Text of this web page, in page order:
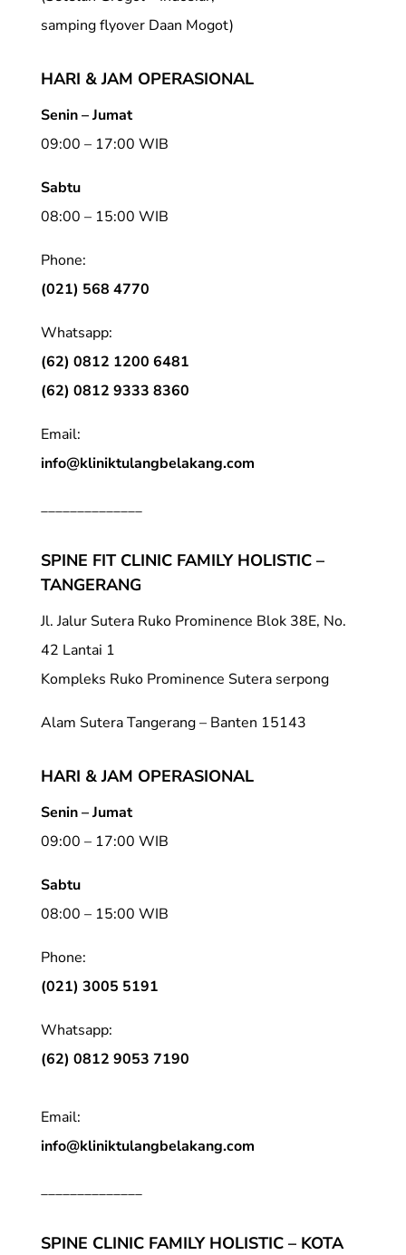
samping flyover Daan Mogot)
HARI & JAM OPERASIONAL
Senin – Jumat
09:00 – 17:00 WIB
Sabtu
08:00 – 15:00 WIB
Phone:
(021) 568 4770
Whatsapp:
(62) 0812 1200 6481
(62) 0812 9333 8360
Email:
info@kliniktulangbelakang.com
______________
SPINE FIT CLINIC FAMILY HOLISTIC –
TANGERANG
Jl. Jalur Sutera Ruko Prominence Blok 38E, No.
42 Lantai 1
Kompleks Ruko Prominence Sutera serpong
Alam Sutera Tangerang – Banten 15143
HARI & JAM OPERASIONAL
Senin – Jumat
09:00 – 17:00 WIB
Sabtu
08:00 – 15:00 WIB
Phone:
(021) 3005 5191
Whatsapp:
(62) 0812 9053 7190
Email:
info@kliniktulangbelakang.com
______________
SPINE CLINIC FAMILY HOLISTIC – KOTA